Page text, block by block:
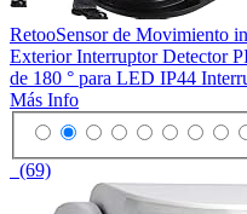
RetooSensor de Movimiento
Exterior Interruptor Detector
de 180 ° para LED IP44
Más Info
(69)